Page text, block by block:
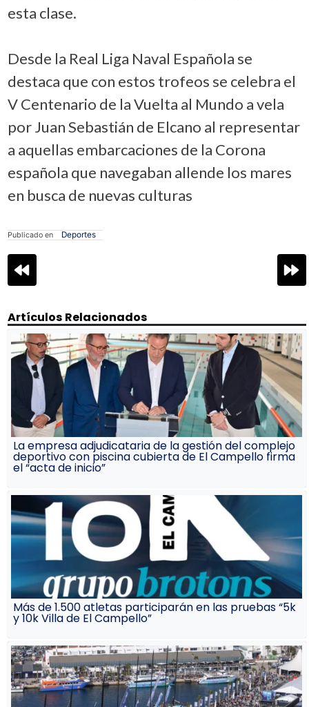
esta clase.
Desde la Real Liga Naval Española se
destaca que con estos trofeos se celebra el
V Centenario de la Vuelta al Mundo a vela
por Juan Sebastián de Elcano al representar
a aquellas embarcaciones de la Corona
española que navegaban allende los mares
en busca de nuevas culturas
Publicado en Deportes
Navegación
de
Artículos Relacionados
La empresa adjudicataria de la gestión del complejo
deportivo con piscina cubierta de El Campello firma
el “acta de inicio”
Más de 1.500 atletas participarán en las pruebas “5k
y 10k Villa de El Campello”